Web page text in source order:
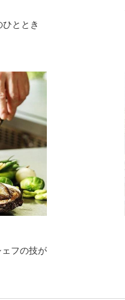
ととき
フの技が